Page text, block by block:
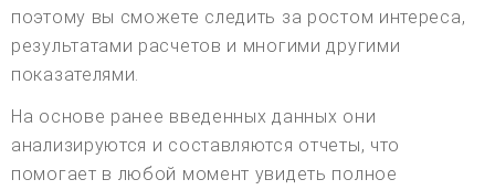
поэтому вы сможете следить за ростом интереса,
результатами расчетов и многими другими
показателями.
На основе ранее введенных данных они
анализируются и составляются отчеты, что
помогает в любой момент увидеть полное